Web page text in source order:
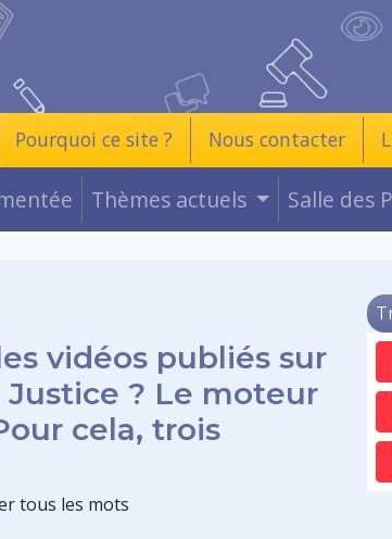
Pourquoi ce site ? Nous contacter
Thèmes actuels Salle des
vidéos publiés sur
? Le moteur
cela, trois
tous les mots